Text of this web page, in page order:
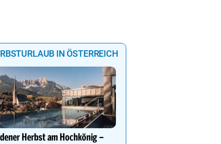
IN ÖSTERREICH
Herbst am Hochkönig –